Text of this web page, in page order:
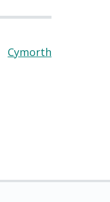
Cymorth